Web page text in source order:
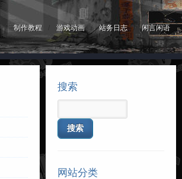
制作教程 游戏动画 站务日志 闲言闲语
搜索
网站分类